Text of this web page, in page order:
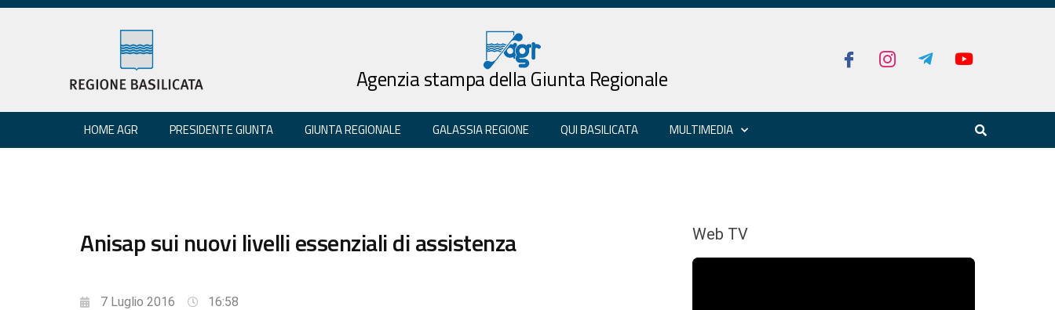
Agenzia stampa della Giunta Regionale
HOME AGR PRESIDENTE GIUNTA GIUNTA REGIONALE GALASSIA REGIONE QUI BASILICATA MULTIMEDIA
Anisap sui nuovi livelli essenziali di assistenza
7 Luglio 2016 16:58
Web TV